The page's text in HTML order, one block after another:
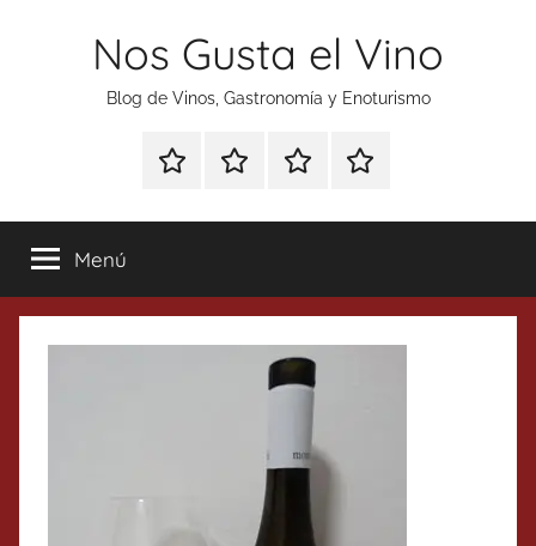
Nos Gusta el Vino
Blog de Vinos, Gastronomía y Enoturismo
Especial
Tonics
Enoturismo
Gastronomía
RankingContacto
Menú